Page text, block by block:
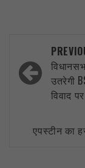
navigation
उतरेगी
विवाद
एपस्टीन का